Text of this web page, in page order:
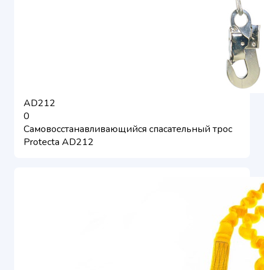
AD212
0
Самовосстанавливающийся спасательный трос
Protecta AD212